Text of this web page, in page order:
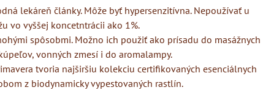
lekáreň články. Môže byť hypersenzitívna. Nepoužívať u
vo vyššej koncetntrácii ako 1%.
spôsobmi. Možno ich použiť ako prísadu do masážnych
vonných zmesí i do aromalampy.
tvoria najširšiu kolekciu certifikovaných esenciálnych
z biodynamicky vypestovaných rastlín.